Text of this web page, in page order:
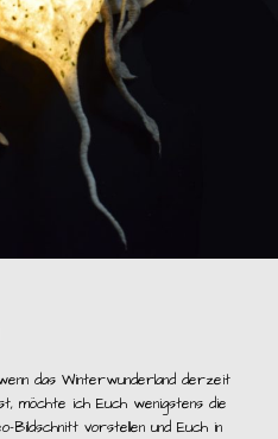
das Winterwunderland derzeit
ich Euch wenigstens die
Bildschnitt vorstellen und Euch in